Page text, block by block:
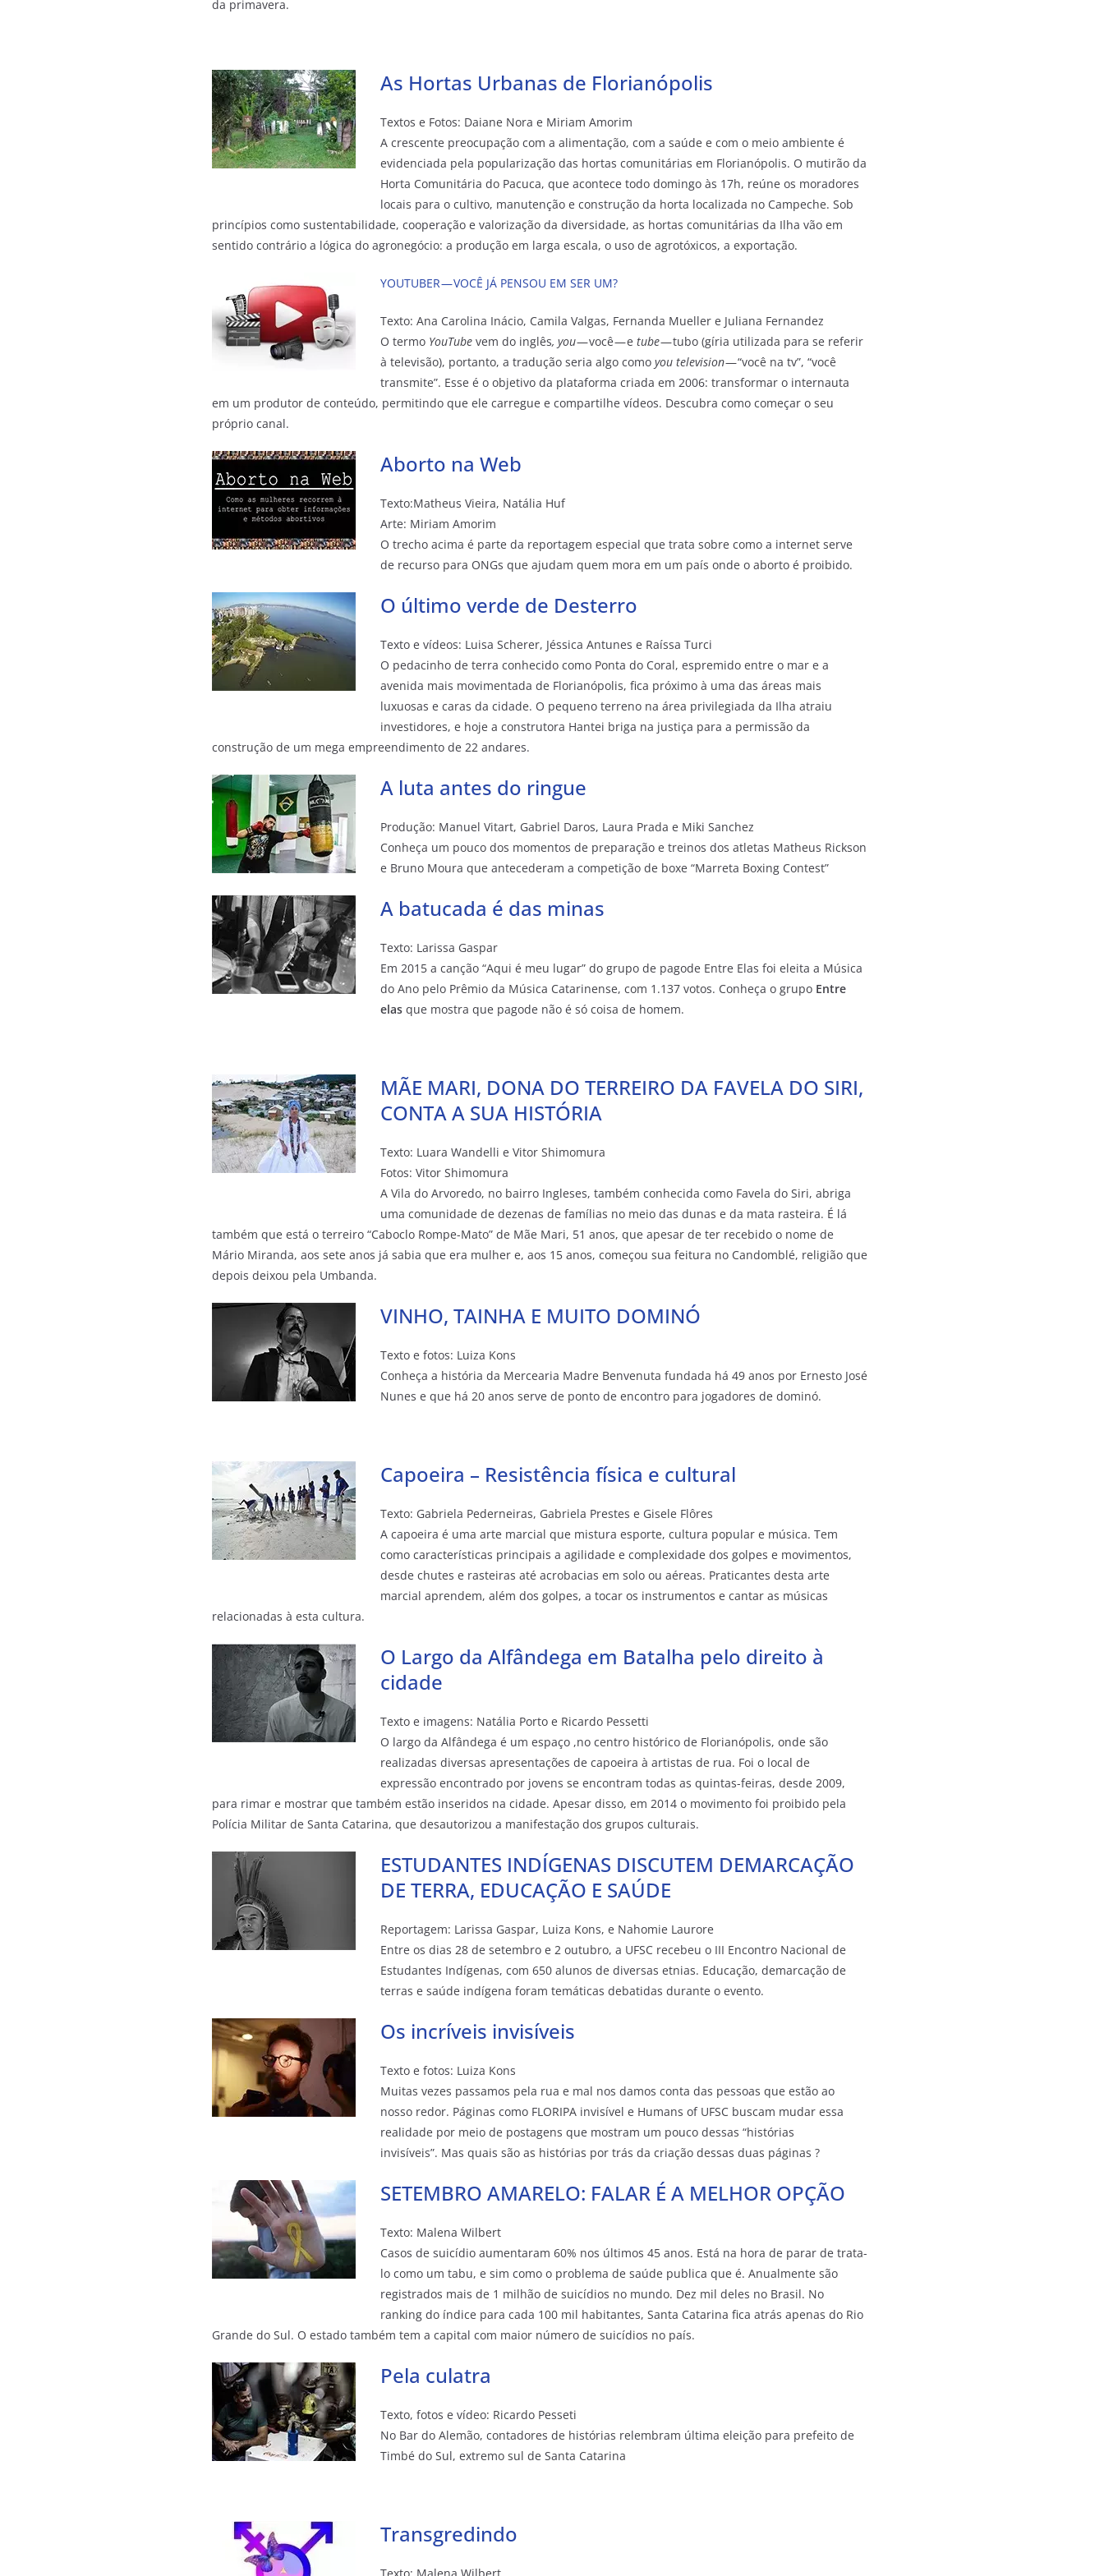
da primavera.
As Hortas Urbanas de Florianópolis
Textos e Fotos: Daiane Nora e Miriam Amorim
A crescente preocupação com a alimentação, com a saúde e com o meio ambiente é
evidenciada pela popularização das hortas comunitárias em Florianópolis. O mutirão da
Horta Comunitária do Pacuca, que acontece todo domingo às 17h, reúne os moradores
locais para o cultivo, manutenção e construção da horta localizada no Campeche. Sob
princípios como sustentabilidade, cooperação e valorização da diversidade, as hortas comunitárias da Ilha vão em
sentido contrário a lógica do agronegócio: a produção em larga escala, o uso de agrotóxicos, a exportação.
YOUTUBER — VOCÊ JÁ PENSOU EM SER UM?
Texto: Ana Carolina Inácio, Camila Valgas, Fernanda Mueller e Juliana Fernandez
O termo YouTube vem do inglês, you— você — e tube— tubo (gíria utilizada para se referir
à televisão), portanto, a tradução seria algo como you television— “você na tv”, “você
transmite”. Esse é o objetivo da plataforma criada em 2006: transformar o internauta
em um produtor de conteúdo, permitindo que ele carregue e compartilhe vídeos. Descubra como começar o seu
próprio canal.
Aborto na Web
Texto:Matheus Vieira, Natália Huf
Arte: Miriam Amorim
O trecho acima é parte da reportagem especial que trata sobre como a internet serve
de recurso para ONGs que ajudam quem mora em um país onde o aborto é proibido.
O último verde de Desterro
Texto e vídeos: Luisa Scherer, Jéssica Antunes e Raíssa Turci
O pedacinho de terra conhecido como Ponta do Coral, espremido entre o mar e a
avenida mais movimentada de Florianópolis, fica próximo à uma das áreas mais
luxuosas e caras da cidade. O pequeno terreno na área privilegiada da Ilha atraiu
investidores, e hoje a construtora Hantei briga na justiça para a permissão da
construção de um mega empreendimento de 22 andares.
A luta antes do ringue
Produção: Manuel Vitart, Gabriel Daros, Laura Prada e Miki Sanchez
Conheça um pouco dos momentos de preparação e treinos dos atletas Matheus Rickson
e Bruno Moura que antecederam a competição de boxe “Marreta Boxing Contest”
A batucada é das minas
Texto: Larissa Gaspar
Em 2015 a canção “Aqui é meu lugar” do grupo de pagode Entre Elas foi eleita a Música
do Ano pelo Prêmio da Música Catarinense, com 1.137 votos. Conheça o grupo Entre
elas que mostra que pagode não é só coisa de homem.
MÃE MARI, DONA DO TERREIRO DA FAVELA DO SIRI,
CONTA A SUA HISTÓRIA
Texto: Luara Wandelli e Vitor Shimomura
Fotos: Vitor Shimomura
A Vila do Arvoredo, no bairro Ingleses, também conhecida como Favela do Siri, abriga
uma comunidade de dezenas de famílias no meio das dunas e da mata rasteira. É lá
também que está o terreiro “Caboclo Rompe-Mato” de Mãe Mari, 51 anos, que apesar de ter recebido o nome de
Mário Miranda, aos sete anos já sabia que era mulher e, aos 15 anos, começou sua feitura no Candomblé, religião que
depois deixou pela Umbanda.
VINHO, TAINHA E MUITO DOMINÓ
Texto e fotos: Luiza Kons
Conheça a história da Mercearia Madre Benvenuta fundada há 49 anos por Ernesto José
Nunes e que há 20 anos serve de ponto de encontro para jogadores de dominó.
Capoeira – Resistência física e cultural
Texto: Gabriela Pederneiras, Gabriela Prestes e Gisele Flôres
A capoeira é uma arte marcial que mistura esporte, cultura popular e música. Tem
como características principais a agilidade e complexidade dos golpes e movimentos,
desde chutes e rasteiras até acrobacias em solo ou aéreas. Praticantes desta arte
marcial aprendem, além dos golpes, a tocar os instrumentos e cantar as músicas
relacionadas à esta cultura.
O Largo da Alfândega em Batalha pelo direito à
cidade
Texto e imagens: Natália Porto e Ricardo Pessetti
O largo da Alfândega é um espaço ,no centro histórico de Florianópolis, onde são
realizadas diversas apresentações de capoeira à artistas de rua. Foi o local de
expressão encontrado por jovens se encontram todas as quintas-feiras, desde 2009,
para rimar e mostrar que também estão inseridos na cidade. Apesar disso, em 2014 o movimento foi proibido pela
Polícia Militar de Santa Catarina, que desautorizou a manifestação dos grupos culturais.
ESTUDANTES INDÍGENAS DISCUTEM DEMARCAÇÃO
DE TERRA, EDUCAÇÃO E SAÚDE
Reportagem: Larissa Gaspar, Luiza Kons, e Nahomie Laurore
Entre os dias 28 de setembro e 2 outubro, a UFSC recebeu o III Encontro Nacional de
Estudantes Indígenas, com 650 alunos de diversas etnias. Educação, demarcação de
terras e saúde indígena foram temáticas debatidas durante o evento.
Os incríveis invisíveis
Texto e fotos: Luiza Kons
Muitas vezes passamos pela rua e mal nos damos conta das pessoas que estão ao
nosso redor. Páginas como FLORIPA invisível e Humans of UFSC buscam mudar essa
realidade por meio de postagens que mostram um pouco dessas “histórias
invisíveis”. Mas quais são as histórias por trás da criação dessas duas páginas ?
SETEMBRO AMARELO: FALAR É A MELHOR OPÇÃO
Texto: Malena Wilbert
Casos de suicídio aumentaram 60% nos últimos 45 anos. Está na hora de parar de trata-
lo como um tabu, e sim como o problema de saúde publica que é. Anualmente são
registrados mais de 1 milhão de suicídios no mundo. Dez mil deles no Brasil. No
ranking do índice para cada 100 mil habitantes, Santa Catarina fica atrás apenas do Rio
Grande do Sul. O estado também tem a capital com maior número de suicídios no país.
Pela culatra
Texto, fotos e vídeo: Ricardo Pesseti
No Bar do Alemão, contadores de histórias relembram última eleição para prefeito de
Timbé do Sul, extremo sul de Santa Catarina
Transgredindo